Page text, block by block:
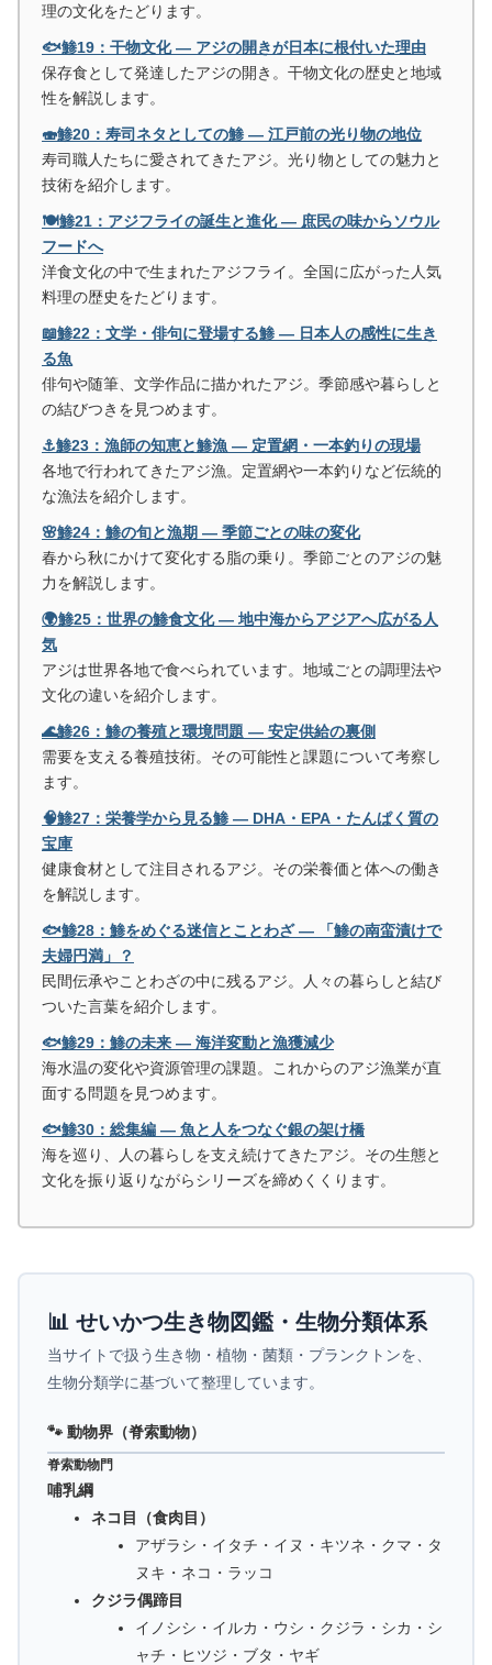
理の文化をたどります。
🐟鯵19：干物文化 ― アジの開きが日本に根付いた理由
保存食として発達したアジの開き。干物文化の歴史と地域
性を解説します。
🍣鯵20：寿司ネタとしての鯵 ― 江戸前の光り物の地位
寿司職人たちに愛されてきたアジ。光り物としての魅力と
技術を紹介します。
🍽️鯵21：アジフライの誕生と進化 ― 庶民の味からソウル
フードへ
洋食文化の中で生まれたアジフライ。全国に広がった人気
料理の歴史をたどります。
📖鯵22：文学・俳句に登場する鯵 ― 日本人の感性に生き
る魚
俳句や随筆、文学作品に描かれたアジ。季節感や暮らしと
の結びつきを見つめます。
⚓鯵23：漁師の知恵と鯵漁 ― 定置網・一本釣りの現場
各地で行われてきたアジ漁。定置網や一本釣りなど伝統的
な漁法を紹介します。
🌸鯵24：鯵の旬と漁期 ― 季節ごとの味の変化
春から秋にかけて変化する脂の乗り。季節ごとのアジの魅
力を解説します。
🌍鯵25：世界の鯵食文化 ― 地中海からアジアへ広がる人
気
アジは世界各地で食べられています。地域ごとの調理法や
文化の違いを紹介します。
🌊鯵26：鯵の養殖と環境問題 ― 安定供給の裏側
需要を支える養殖技術。その可能性と課題について考察し
ます。
🧠鯵27：栄養学から見る鯵 ― DHA・EPA・たんぱく質の
宝庫
健康食材として注目されるアジ。その栄養価と体への働き
を解説します。
🐟鯵28：鯵をめぐる迷信とことわざ ― 「鯵の南蛮漬けで
夫婦円満」？
民間伝承やことわざの中に残るアジ。人々の暮らしと結び
ついた言葉を紹介します。
🐟鯵29：鯵の未来 ― 海洋変動と漁獲減少
海水温の変化や資源管理の課題。これからのアジ漁業が直
面する問題を見つめます。
🐟鯵30：総集編 ― 魚と人をつなぐ銀の架け橋
海を巡り、人の暮らしを支え続けてきたアジ。その生態と
文化を振り返りながらシリーズを締めくくります。
📊 せいかつ生き物図鑑・生物分類体系
当サイトで扱う生き物・植物・菌類・プランクトンを、
生物分類学に基づいて整理しています。
🐾 動物界（脊索動物）
脊索動物門
哺乳綱
ネコ目（食肉目）
アザラシ・イタチ・イヌ・キツネ・クマ・タ
ヌキ・ネコ・ラッコ
クジラ偶蹄目
イノシシ・イルカ・ウシ・クジラ・シカ・シ
ャチ・ヒツジ・ブタ・ヤギ